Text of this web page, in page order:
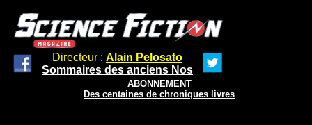
Directeur : Alain Pelosato
Sommaires des anciens Nos
ABONNEMENT
Des centaines de chroniques livres